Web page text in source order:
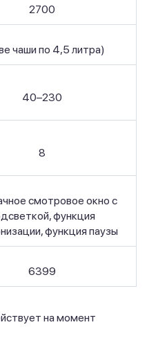
2700
чаши по 4,5 литра)
40–230
8
смотровое окно с
функция
функция паузы
6399
на момент